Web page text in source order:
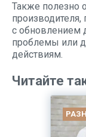
Также полезно
с обновлением
проблемы или
действиям.
Читайте